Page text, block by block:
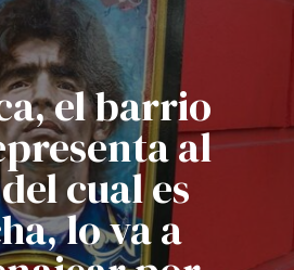
el barrio
al
cual es
lo va a